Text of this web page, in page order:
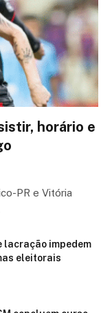
horário e
PR e Vitória
impedem
eleitorais